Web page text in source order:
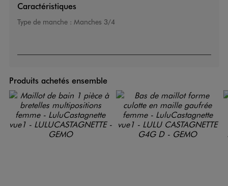
Caractéristiques
Type de manche : Manches 3/4
Produits achetés ensemble